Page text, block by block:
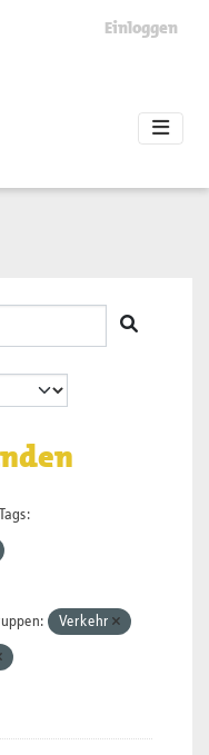
Einloggen
Tags:
Verkehr